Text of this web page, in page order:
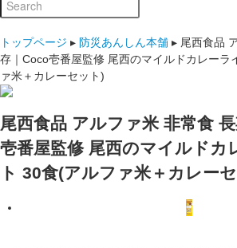
トップページ ▸ 防災あんしん本舗 ▸ 尾西食品
存｜Coco壱番屋監修 尾西のマイルドカレーラ
ァ米＋カレーセット)
尾西食品 アルファ米 非常食
壱番屋監修 尾西のマイルドカ
ト 30食(アルファ米＋カレー